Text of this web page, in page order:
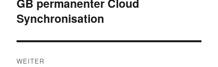
Synchronisation
WEITER